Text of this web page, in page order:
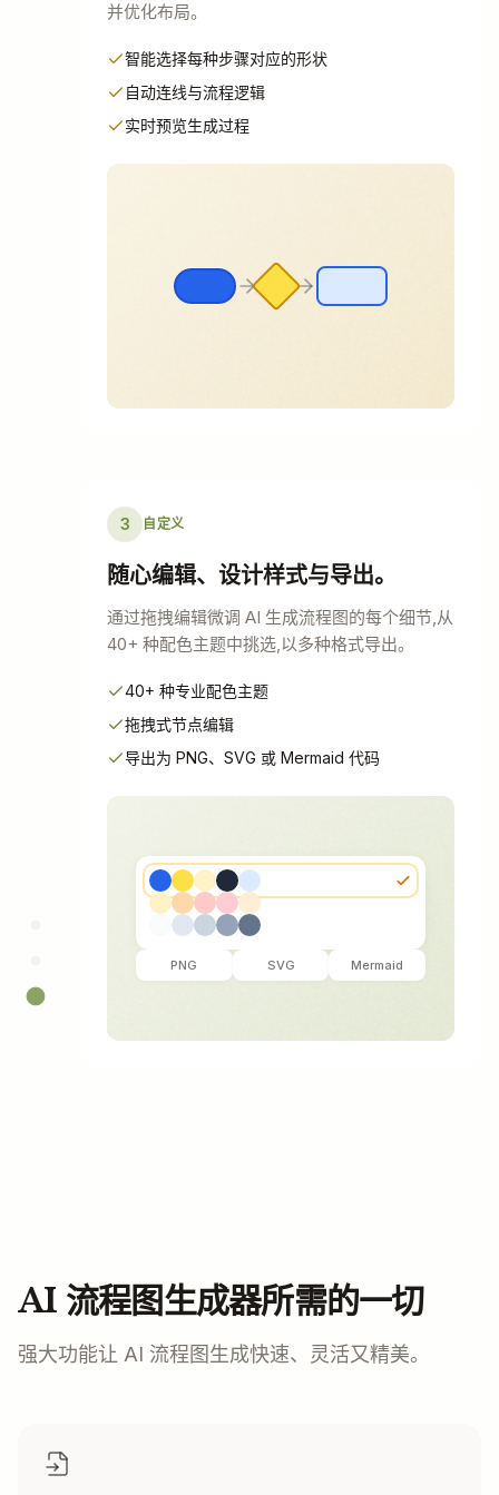
并优化布局。
智能选择每种步骤对应的形状
自动连线与流程逻辑
实时预览生成过程
3 自定义
随心编辑、设计样式与导出。
通过拖拽编辑微调 AI 生成流程图的每个细节,从
40+ 种配色主题中挑选,以多种格式导出。
40+ 种专业配色主题
拖拽式节点编辑
导出为 PNG、SVG 或 Mermaid 代码
PNG SVG Mermaid
AI 流程图生成器所需的一切
强大功能让 AI 流程图生成快速、灵活又精美。